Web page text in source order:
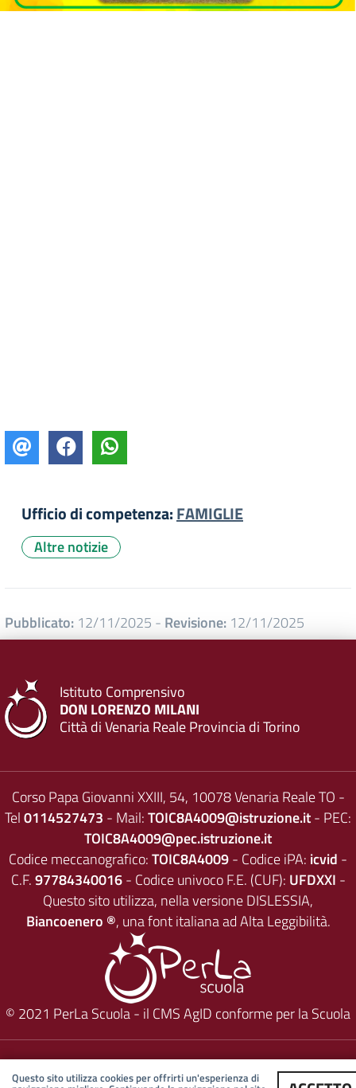
Ufficio di competenza:FAMIGLIE
Altre notizie
Pubblicato: 12/11/2025 - Revisione: 12/11/2025
Istituto Comprensivo
DON LORENZO MILANI
Città di Venaria Reale Provincia di Torino
Corso Papa Giovanni XXIII, 54, 10078 Venaria Reale TO -
Tel0114527473 - Mail:TOIC8A4009@istruzione.it- PEC:
TOIC8A4009@pec.istruzione.it
Codice meccanografico:TOIC8A4009- Codice iPA: icvid -
C.F.97784340016- Codice univoco F.E. (CUF): UFDXXI -
Questo sito utilizza, nella versione DISLESSIA,
Biancoenero ®, una font italiana ad Alta Leggibilità.
© 2021 PerLa Scuola- il CMS AgID conforme per la Scuola
Questo sito utilizza cookies per offrirti un'esperienza di